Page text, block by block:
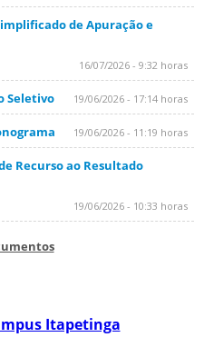
de Apuração e
16/07/2026 - 9:32 horas
Seletivo 19/06/2026 - 17:14 horas
19/06/2026 - 11:19 horas
Recurso ao Resultado
19/06/2026 - 10:33 horas
Itapetinga